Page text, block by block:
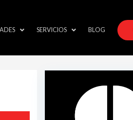
SERVICIOS BLOG